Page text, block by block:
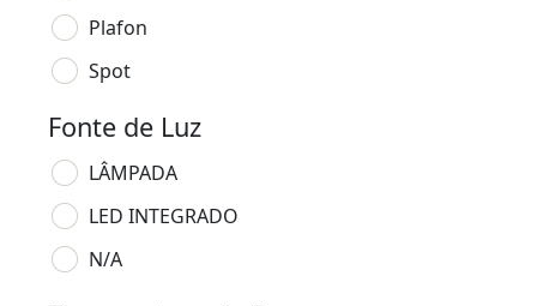
Plafon
Spot
Fonte de Luz
LÂMPADA
LED INTEGRADO
N/A